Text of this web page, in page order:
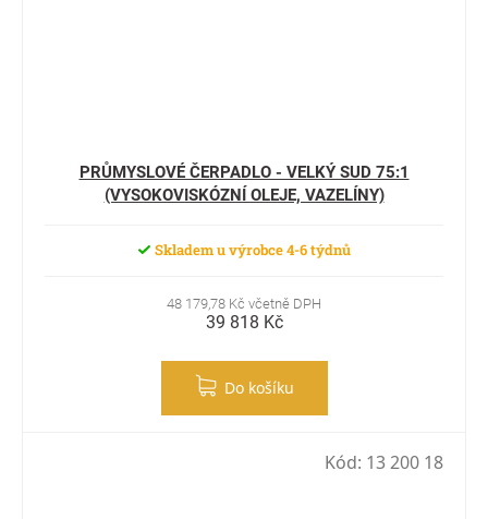
PRŮMYSLOVÉ ČERPADLO - VELKÝ SUD 75:1
(VYSOKOVISKÓZNÍ OLEJE, VAZELÍNY)
Skladem u výrobce 4-6 týdnů
48 179,78 Kč včetně DPH
39 818 Kč
Do košíku
Kód: 13 200 18